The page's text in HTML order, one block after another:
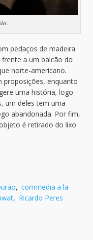
pedaços de madeira
a um balcão do
norte-americano.
proposições, enquanto
uma história, logo
um deles tem uma
abandonada. Por fim,
é retirado do lixo
, commedia a la
, Ricardo Peres